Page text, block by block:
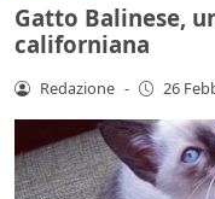
Gatto Balinese,
californiana
Redazione - 26